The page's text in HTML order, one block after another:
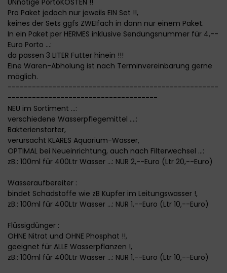
UNnötige PortoKOSTEN !!
Pro Paket jedoch nur jeweils EIN Set !!,
keines der Sets ggfs ZWEIfach in dann nur einem Paket.
In ein Paket per HERMES inklusive Sendungsnummer für 4,--
Euro Porto ...:
da passen 3 LITER Futter hinein !!!
Eine Waren-Abholung ist nach Terminvereinbarung gerne
möglich.
----------------------------------------------------
-------------------------------------
NEU im Sortiment ...:
verschiedene Wasserpflegemittel ....:
Bakterienstarter,
verursacht KLARES Aquarium-Wasser,
OPTIMAL bei Neueinrichtung, auch nach Filterwechsel ...:
zB.: 100ml für 400Ltr Wasser ...: NUR 2,--Euro (Ltr 20,--Euro)
Wasseraufbereiter :
bindet Schadstoffe wie zB Kupfer im Leitungswasser !,
zB.: 100ml für 400Ltr Wasser ...: NUR 1,--Euro (Ltr 10,--Euro)
Flüssigdünger :
OHNE Nitrat und OHNE Phosphat !!,
geeignet für ALLE Wasserpflanzen !,
zB.: 100ml für 400Ltr Wasser ...: NUR 1,--Euro (Ltr 10,--Euro)